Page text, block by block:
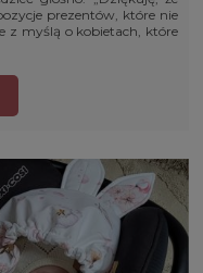
prezentów, które nie
z myślą o kobietach, które